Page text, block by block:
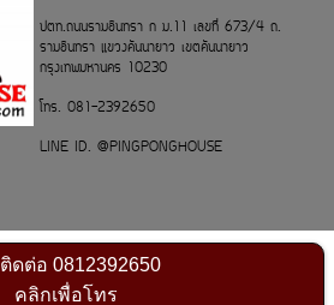
ปตท.ถนนรามอินทรา ก ม.11 เลขที่ 673/4 ถ.
รามอินทรา แขวงคันนายาว เขตคันนายาว
กรุงเทพมหานคร 10230
โทร. 081-2392650
LINE ID. @PINGPONGHOUSE
ติดต่อ0812392650
คลิกเพื่อโทร